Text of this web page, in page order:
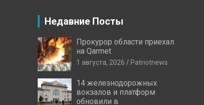
Недавние Посты
Прокурор области приехал
на Qarmet
1 августа, 2026 Patriotnews
14 железнодорожных
вокзалов и платформ
обновили в